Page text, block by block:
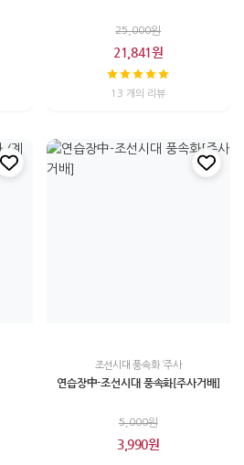
25,000원
21,841원
13 개의 리뷰
조선시대 풍속화 ‘주사
연습장中-조선시대 풍속화[주사거배]
5,000원
3,990원